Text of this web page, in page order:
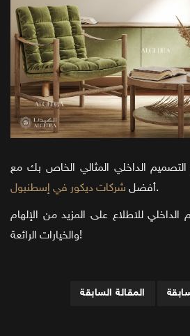
الداخلي المثالي الخاص بك مع
أفضل شركات ديكور في إسطنبول .
الداخلي للاطلاع على المزيد من الإلهام
والخيارات الرائعة!
المقالة السابقة